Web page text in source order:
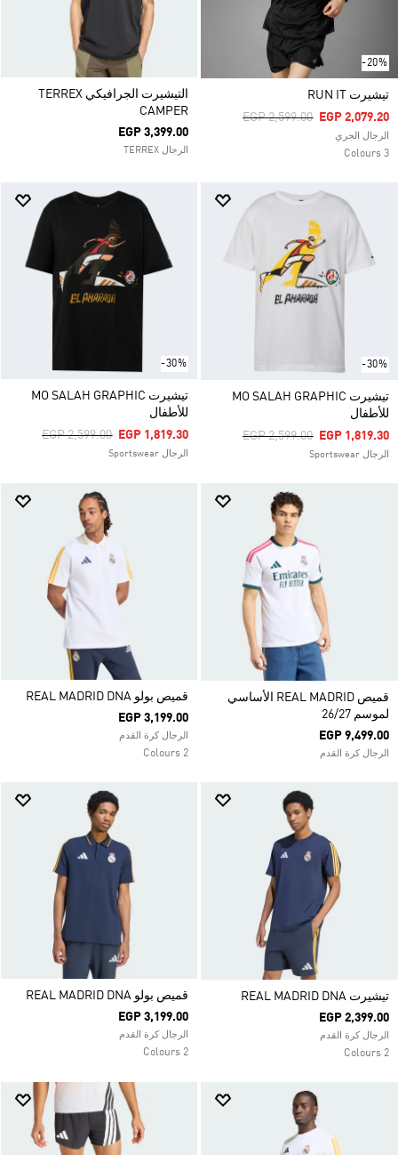
-20%
تيشيرت RUN IT
Price Reduced From
EGP 2,599.00ToEGP 2,079.20
الرجال الجري
3 Colours
التيشيرت الجرافيكي TERREX
CAMPER
EGP 3,399.00
الرجال TERREX
-30%
تيشيرت MO SALAH GRAPHIC
للأطفال
Price Reduced From
EGP 2,599.00ToEGP 1,819.30
الرجال Sportswear
-30%
تيشيرت MO SALAH GRAPHIC
للأطفال
Price Reduced From
EGP 2,599.00ToEGP 1,819.30
الرجال Sportswear
قميص REAL MADRID الأساسي
لموسم 26/27
EGP 9,499.00
الرجال كرة القدم
قميص بولو REAL MADRID DNA
EGP 3,199.00
الرجال كرة القدم
2 Colours
تيشيرت REAL MADRID DNA
EGP 2,399.00
الرجال كرة القدم
2 Colours
قميص بولو REAL MADRID DNA
EGP 3,199.00
الرجال كرة القدم
2 Colours